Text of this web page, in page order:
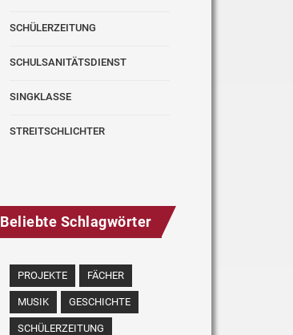
SCHÜLERZEITUNG
SCHULSANITÄTSDIENST
SINGKLASSE
STREITSCHLICHTER
Beliebte Schlagwörter
PROJEKTE FÄCHER
MUSIK GESCHICHTE
SCHÜLERZEITUNG